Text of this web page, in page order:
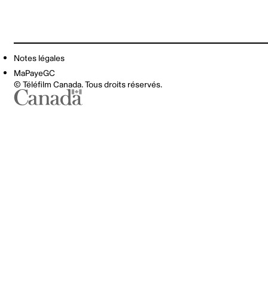
Notes légales
MaPayeGC
© Téléfilm Canada. Tous droits réservés.